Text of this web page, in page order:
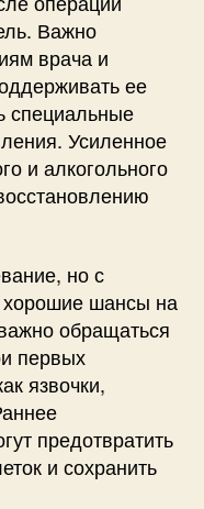
Важно
врача и
ее
специальные
Усиленное
и алкогольного
но с
хорошие шансы на
обращаться
первых
язвочки,
предотвратить
и сохранить